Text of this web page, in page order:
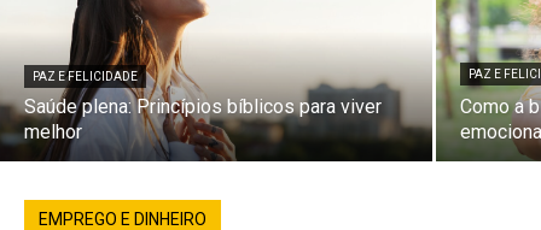
PAZ E FELICIDADE
Saúde plena: Princípios bíblicos para viver
melhor
PAZ E
Como a
EMPREGO E DINHEIRO